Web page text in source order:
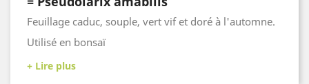
Feuillage caduc, souple, vert vif et doré à l'automne.
Utilisé en bonsaï